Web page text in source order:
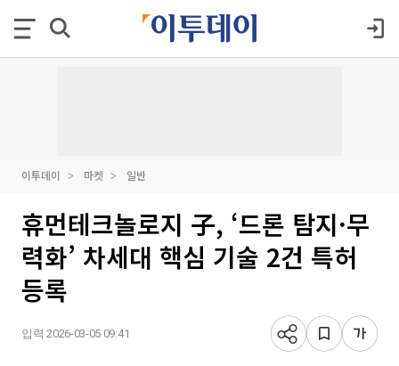
이투데이 마켓 일반
휴먼테크놀로지 子, ‘드론 탐지·무
력화’ 차세대 핵심 기술 2건 특허
등록
입력 2026-03-05 09:41